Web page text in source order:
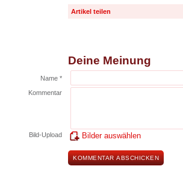
Artikel teilen
Deine Meinung
Name *
Kommentar
Bild-Upload Bilder auswählen